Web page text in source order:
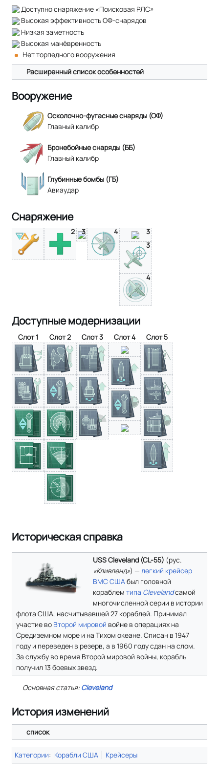
Доступно снаряжение «Поисковая РЛС»
Высокая эффективность ОФ-снарядов
Низкая заметность
Высокая манёвренность
Нет торпедного вооружения
Расширенный список особенностей
Вооружение
Осколочно-фугасные снаряды (ОФ)
Главный калибр
Бронебойные снаряды (ББ)
Главный калибр
Глубинные бомбы (ГБ)
Авиаудар
Снаряжение
2 3 4
3
3
4
Доступные модернизации
Слот 1 Слот 2 Слот 3 Слот 4 Слот 5
Историческая справка
USS Cleveland (CL-55) (рус.
«Кливленд») — легкий крейсер
ВМС США был головной
кораблем типа Clevelandсамой
многочисленной серии в истории
флота США, насчитывавшей 27 кораблей. Принимал
участие во Второй мировой войне в операциях на
Средиземном море и на Тихом океане. Списан в 1947
году и переведен в резерв, а в 1960 году сдан на слом.
За службу во время Второй мировой войны, корабль
получил 13 боевых звезд.
Основная статья:Cleveland
История изменений
список
Категории: Корабли США Крейсеры